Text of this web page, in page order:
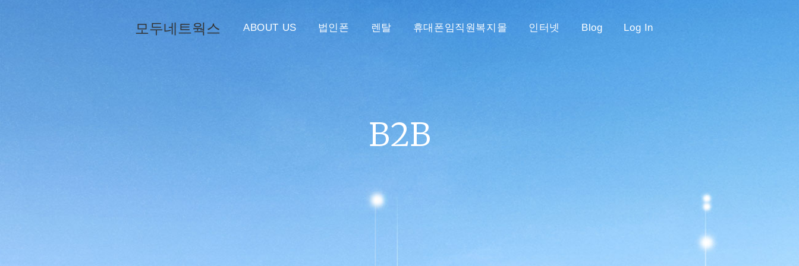
모두네트웍스 ABOUT US 법인폰 렌탈 휴대폰임직원복지몰 인터넷 Blog Log In
B2B